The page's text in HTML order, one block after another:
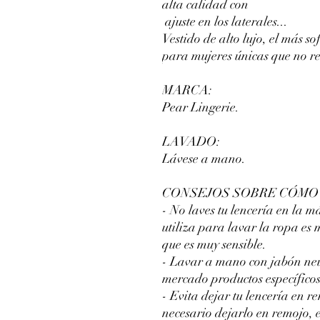
alta calidad con
ajuste en los laterales...
Vestido de alto lujo, el más
para mujeres únicas que no
MARCA:
Pear Lingerie.
LAVADO:
Lávese a mano.
CONSEJOS SOBRE
- No laves tu lencería en la
utiliza para lavar la ropa es
que es muy sensible.
- Lavar a mano con jabón
mercado productos
- Evita dejar tu lencería en
necesario dejarlo en remojo,